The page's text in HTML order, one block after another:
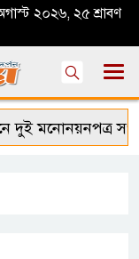
২০২৬, ২৫ শ্রাবণ
দুই মনোনয়নপত্র সংগ্রহ